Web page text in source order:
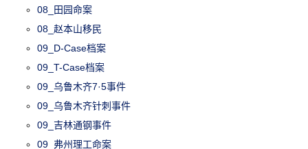
08_田园命案
08_赵本山移民
09_D-Case档案
09_T-Case档案
09_乌鲁木齐7·5事件
09_乌鲁木齐针刺事件
09_吉林通钢事件
09_弗州理工命案